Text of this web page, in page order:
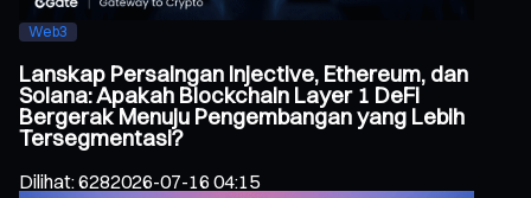
Web3
Lanskap Persaingan Injective, Ethereum, dan
Solana: Apakah Blockchain Layer 1 DeFi
Bergerak Menuju Pengembangan yang Lebih
Tersegmentasi?
Dilihat:6282026-07-16 04:15